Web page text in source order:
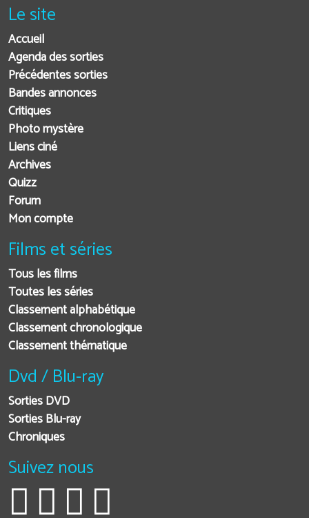
Le site
Accueil
Agenda des sorties
Précédentes sorties
Bandes annonces
Critiques
Photo mystère
Liens ciné
Archives
Quizz
Forum
Mon compte
Films et séries
Tous les films
Toutes les séries
Classement alphabétique
Classement chronologique
Classement thématique
Dvd / Blu-ray
Sorties DVD
Sorties Blu-ray
Chroniques
Suivez nous